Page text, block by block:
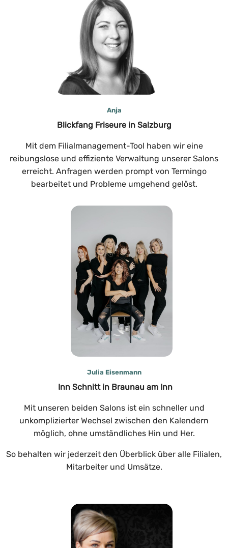
Anja
Blickfang Friseure in Salzburg
Mit dem Filialmanagement-Tool haben wir eine
reibungslose und effiziente Verwaltung unserer Salons
erreicht. Anfragen werden prompt von Termingo
bearbeitet und Probleme umgehend gelöst.
Julia Eisenmann
Inn Schnitt in Braunau am Inn
Mit unseren beiden Salons ist ein schneller und
unkomplizierter Wechsel zwischen den Kalendern
möglich, ohne umständliches Hin und Her.
So behalten wir jederzeit den Überblick über alle Filialen,
Mitarbeiter und Umsätze.